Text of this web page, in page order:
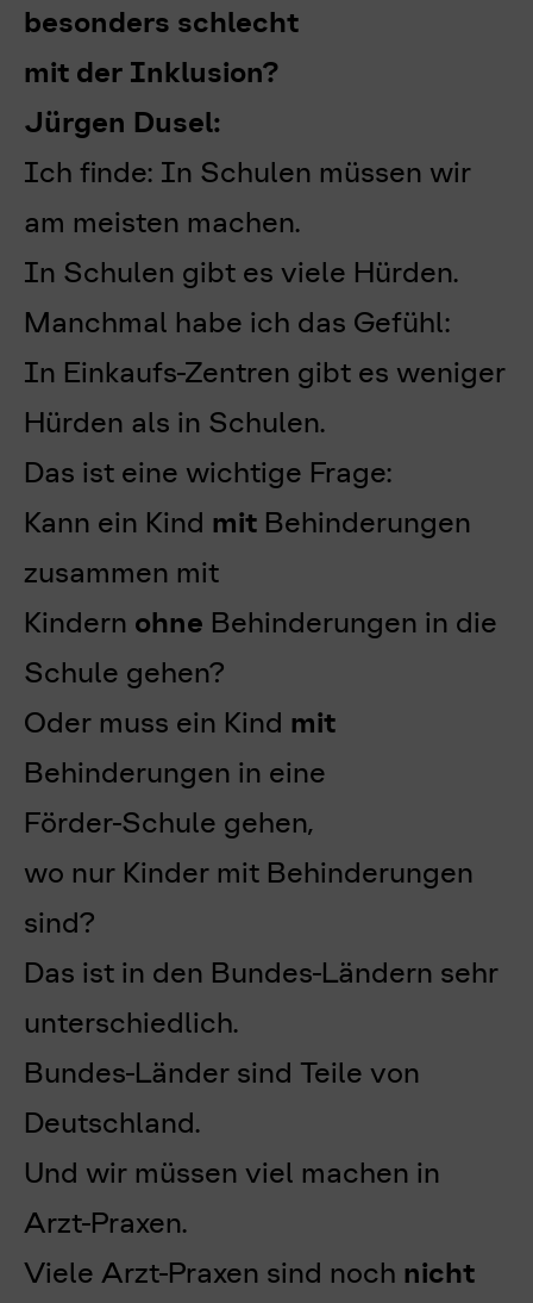
besonders schlecht
mit der Inklusion?
Jürgen Dusel:
Ich finde: In Schulen müssen wir
am meisten machen.
In Schulen gibt es viele Hürden.
Manchmal habe ich das Gefühl:
In Einkaufs-Zentren gibt es weniger
Hürden als in Schulen.
Das ist eine wichtige Frage:
Kann ein Kind mit Behinderungen
zusammen mit
Kindern ohne Behinderungen in die
Schule gehen?
Oder muss ein Kind mit
Behinderungen in eine
Förder-Schule gehen,
wo nur Kinder mit Behinderungen
sind?
Das ist in den Bundes-Ländern sehr
unterschiedlich.
Bundes-Länder sind Teile von
Deutschland.
Und wir müssen viel machen in
Arzt-Praxen.
Viele Arzt-Praxen sind noch nicht